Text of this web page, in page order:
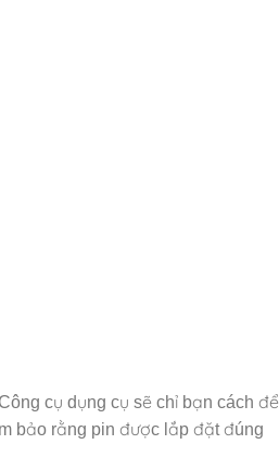
cụ dụng cụ sẽ chỉ bạn cách để
bảo rằng pin được lắp đặt đúng